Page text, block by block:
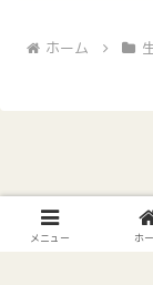
ホーム
プ
メニュー ホ